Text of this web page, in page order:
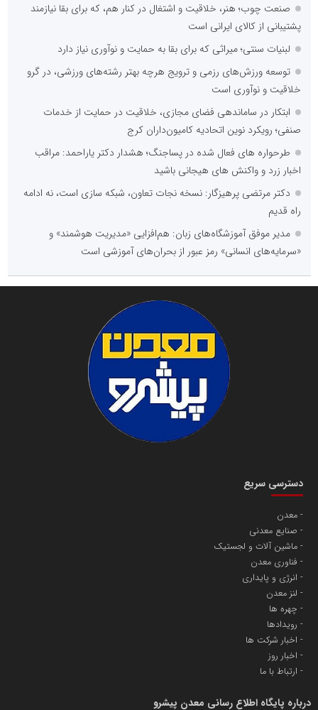
صنعت چوب؛ هنر، خلاقیت و اشتغال در کنار هم، که برای بقا نیازمند
پشتیبانی از کالای ایرانی است
لبنیات سنتی؛ میراثی که برای بقا به حمایت و نوآوری نیاز دارد
توسعه ورزش‌های رزمی و ترویج هرچه بهتر رشته‌های ورزشی، در گرو
خلاقیت و نوآوری است
ابتکار در ساماندهی فضای مجازی، خلاقیت در حمایت از خدمات
صنفی؛ رویکرد نوین اتحادیه کامیون‌داران کرج
طرحواره های فعال شده در پساجنگ؛ هشدار دکتر یاراحمد: مراقب
اخبار زرد و واکنش های هیجانی باشید
دکتر مرتضی پرهیزگار: نسخه نجات تعاون، شبکه سازی است، نه ادامه
راه قدیم
مدیر موفق آموزشگاه‌های زبان: هم‌افزایی «مدیریت هوشمند» و
«سرمایه‌های انسانی» رمز عبور از بحران‌های آموزشی است
دسترسی سریع
معدن
صنایع معدنی
ماشین آلات و لجستیک
فناوری معدن
انرژی و پایداری
لنز معدن
چهره ها
رویدادها
اخبار شرکت ها
اخبار روز
ارتباط با ما
درباره پایگاه اطلاع رسانی معدن پیشرو